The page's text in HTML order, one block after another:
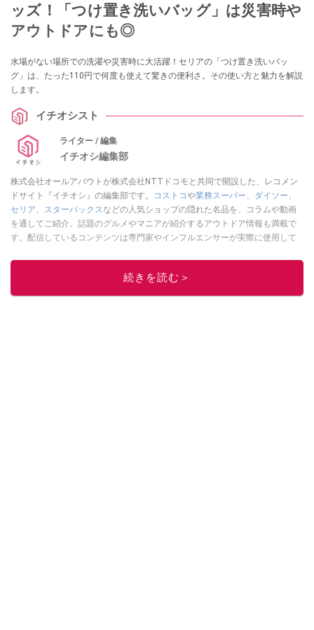
ッズ！「つけ置き洗いバッグ」は災害時や
アウトドアにも◎
水場がない場所での洗濯や災害時に大活躍！セリアの「つけ置き洗いバッ
グ」は、たった110円で何度も使えて驚きの便利さ。その使い方と魅力を解説
します。
イチオシスト
ライター / 編集
イチオシ編集部
株式会社オールアバウトが株式会社NTTドコモと共同で開設した、レコメン
ドサイト『イチオシ』の編集部です。
コストコや業務スーパー ダイソー
セリア
スターバックス などの人気ショップの隠れた名品を、コラムや動画
を通してご紹介。話題のグルメやマニアが紹介するアウトドア情報も満載で
す。配信しているコンテンツは専門家やインフルエンサーが実際に使用して
ニュースでフォロー
続きを読む＞